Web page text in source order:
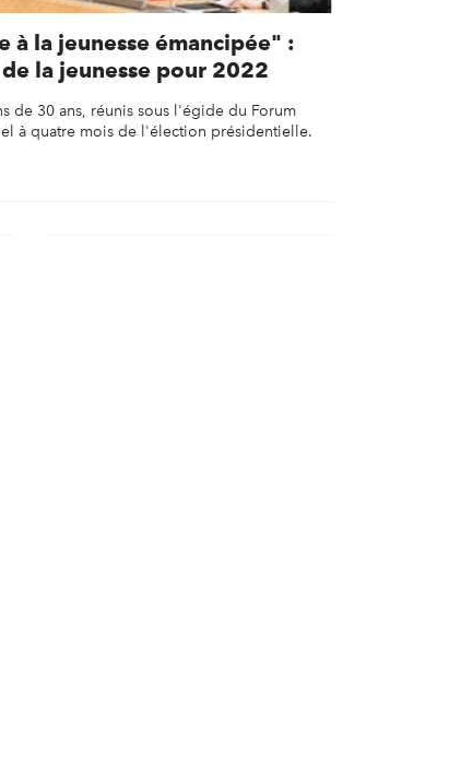
à la jeunesse émancipée" :
la jeunesse pour 2022
de 30 ans, réunis sous l'égide du Forum
à quatre mois de l'élection présidentielle.